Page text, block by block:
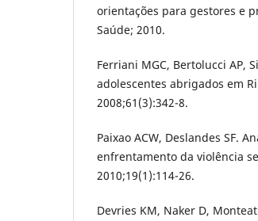
orientações para gestores e
Saúde; 2010.
Ferriani MGC, Bertolucci AP,
adolescentes abrigados em
2008;61(3):342-8.
Paixao ACW, Deslandes SF.
enfrentamento da violência
2010;19(1):114-26.
Devries KM, Naker D,